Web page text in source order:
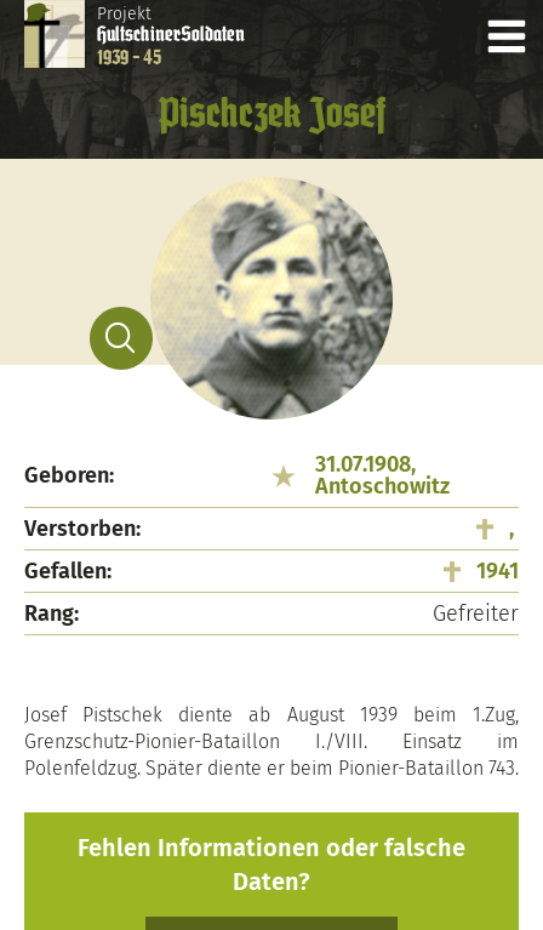
Projekt
HultschinerSoldaten
1939 - 45
Pischczek Josef
Geboren:
31.07.1908,
Antoschowitz
Verstorben:
,
Gefallen:
1941
Rang:
Gefreiter
Josef Pistschek diente ab August 1939 beim 1.Zug,
Grenzschutz-Pionier-Bataillon I./VIII. Einsatz im
Polenfeldzug. Später diente er beim Pionier-Bataillon 743.
Fehlen Informationen oder falsche
Daten?